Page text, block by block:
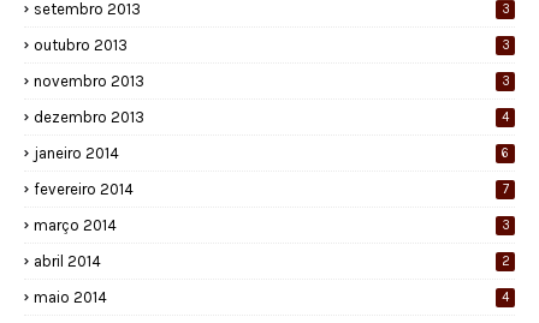
setembro 2013 3
outubro 2013 3
novembro 2013 3
dezembro 2013 4
janeiro 2014 6
fevereiro 2014 7
março 2014 3
abril 2014 2
maio 2014 4